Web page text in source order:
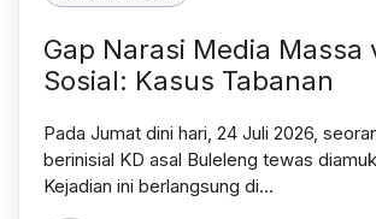
Gap Narasi Media Massa
Sosial: Kasus Tabanan
Pada Jumat dini hari, 24 Juli 2026,
berinisial KD asal Buleleng tewas
Kejadian ini berlangsung di…